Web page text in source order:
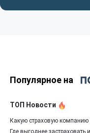
Популярное на
ТОП Новости
Какую страховую компанию
Где выгоднее застраховать